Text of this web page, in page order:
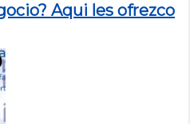
Aqui les ofrezco